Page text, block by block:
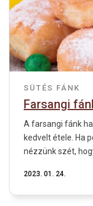
SÜTÉS FÁNK
Farsangi
A farsangi fánk
kedvelt étele. Ha
nézzünk szét,
2023. 01. 24.